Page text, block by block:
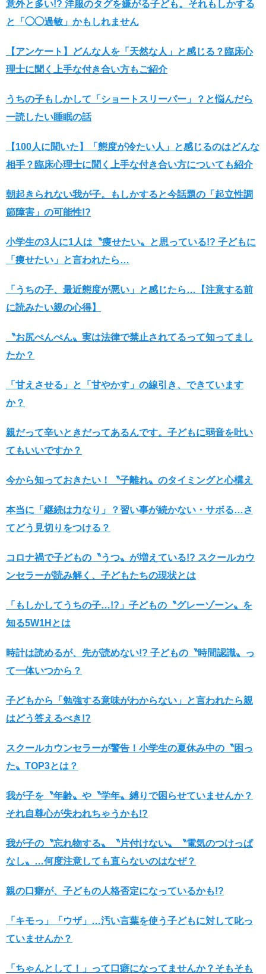
意外と多い!? 洋服のタグを嫌がる子ども。それもしかする
と「◯◯過敏」かもしれません
【アンケート】どんな人を「天然な人」と感じる？臨床心
理士に聞く上手な付き合い方もご紹介
うちの子もしかして「ショートスリーパー」？と悩んだら
一読したい睡眠の話
【100人に聞いた】「態度が冷たい人」と感じるのはどんな
相手？臨床心理士に聞く上手な付き合い方についても紹介
朝起きられない我が子。もしかすると今話題の「起立性調
節障害」の可能性!?
小学生の3人に1人は〝痩せたい〟と思っている!? 子どもに
「痩せたい」と言われたら…
「うちの子、最近態度が悪い」と感じたら…【注意する前
に読みたい親の心得】
〝お尻ぺんぺん〟実は法律で禁止されてるって知ってまし
たか？
「甘えさせる」と「甘やかす」の線引き、できています
か？
親だって辛いときだってあるんです。子どもに弱音を吐い
てもいいですか？
今から知っておきたい！〝子離れ〟のタイミングと心構え
本当に「継続は力なり」？習い事が続かない・サボる…さ
てどう見切りをつける？
コロナ禍で子どもの〝うつ〟が増えている!? スクールカウ
ンセラーが読み解く、子どもたちの現状とは
「もしかしてうちの子…!?」子どもの〝グレーゾーン〟を
知る5W1Hとは
時計は読めるが、先が読めない!? 子どもの〝時間認識〟っ
て一体いつから？
子どもから「勉強する意味がわからない」と言われたら親
はどう答えるべき!?
スクールカウンセラーが警告！小学生の夏休み中の〝困っ
た〟TOP3とは？
我が子を〝年齢〟や〝学年〟縛りで困らせていませんか？
それ自尊心が失われちゃうかも!?
我が子の〝忘れ物する〟〝片付けない〟〝電気のつけっぱ
なし〟…何度注意しても直らないのはなぜ？
親の口癖が、子どもの人格否定になっているかも!?
「キモっ」「ウザ」…汚い言葉を使う子どもに対して叱っ
ていませんか？
「ちゃんとして！」って口癖になってませんか？そもそも